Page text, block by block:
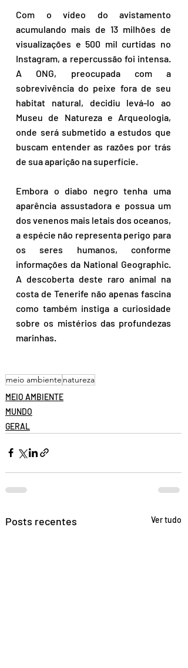
Com o vídeo do avistamento
acumulando mais de 13 milhões de
visualizações e 500 mil curtidas no
Instagram, a repercussão foi intensa.
A ONG, preocupada com a
sobrevivência do peixe fora de seu
habitat natural, decidiu levá-lo ao
Museu de Natureza e Arqueologia,
onde será submetido a estudos que
buscam entender as razões por trás
de sua aparição na superfície.
Embora o diabo negro tenha uma
aparência assustadora e possua um
dos venenos mais letais dos oceanos,
a espécie não representa perigo para
os seres humanos, conforme
informações da National Geographic.
A descoberta deste raro animal na
costa de Tenerife não apenas fascina
como também instiga a curiosidade
sobre os mistérios das profundezas
marinhas.
meio ambiente natureza
MEIO AMBIENTE
MUNDO
GERAL
Posts recentes Ver tudo